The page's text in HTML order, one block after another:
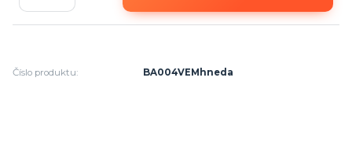
Číslo produktu: BA004VEMhneda